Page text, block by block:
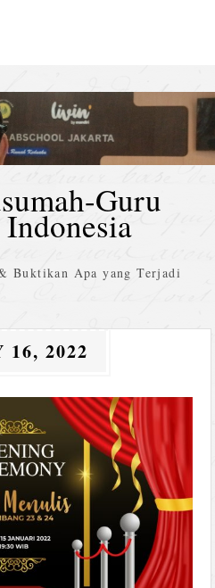
Guru
Buktikan Apa yang Terjadi
16, 2022